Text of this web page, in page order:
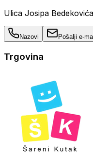
Ulica Josipa
Nazovi Pošalji e-
Trgovina